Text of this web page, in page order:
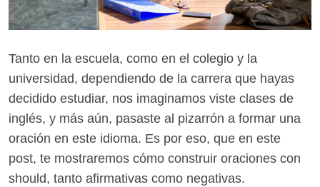
Tanto en la escuela, como en el colegio y la
universidad, dependiendo de la carrera que hayas
decidido estudiar, nos imaginamos viste clases de
inglés, y más aún, pasaste al pizarrón a formar una
oración en este idioma. Es por eso, que en este
post, te mostraremos cómo construir oraciones con
should, tanto afirmativas como negativas.